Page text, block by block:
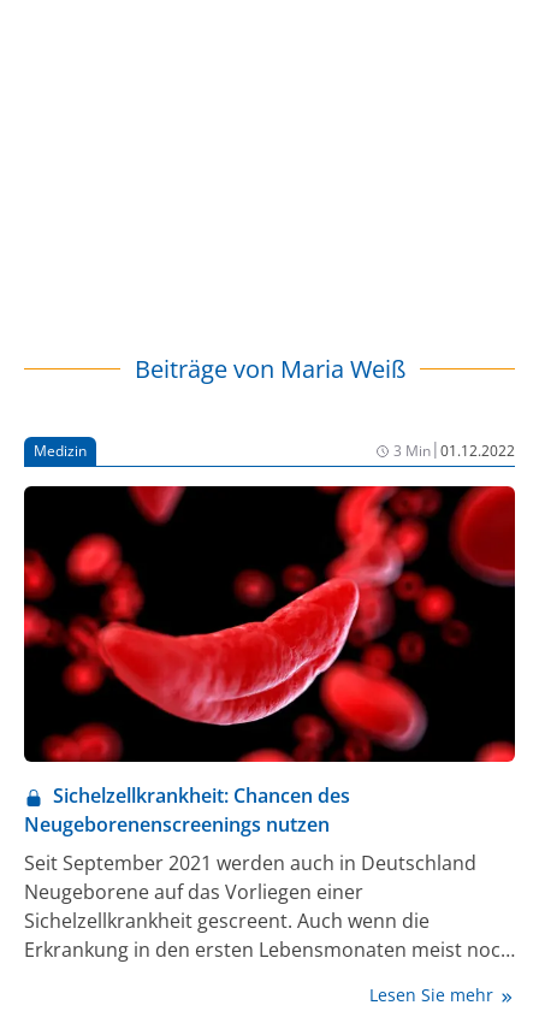
Beiträge von Maria Weiß
Medizin 3 Min|01.12.2022
Sichelzellkrankheit: Chancen des
Neugeborenenscreenings nutzen
Seit September 2021 werden auch in Deutschland
Neugeborene auf das Vorliegen einer
Sichelzellkrankheit gescreent. Auch wenn die
Erkrankung in den ersten Lebensmonaten meist noch
bereits für präventive Maßnahmen genutzt werden.
Lesen Sie mehr